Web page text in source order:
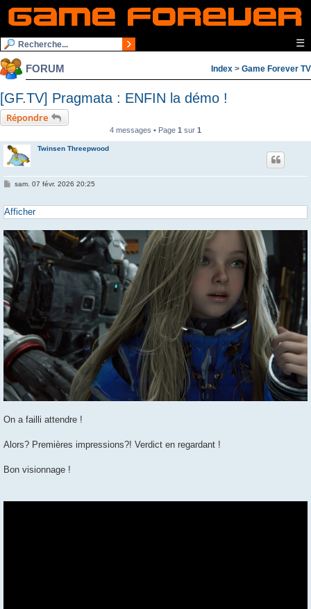
☰
FORUM Index > Game Forever TV
[GF.TV] Pragmata : ENFIN la démo !
Répondre
4 messages • Page 1 sur 1
Twinsen Threepwood
M
s
a
e
sam. 07 févr. 2026 20:25
Afficher
On a failli attendre !
Alors? Premières impressions?! Verdict en regardant !
Bon visionnage !